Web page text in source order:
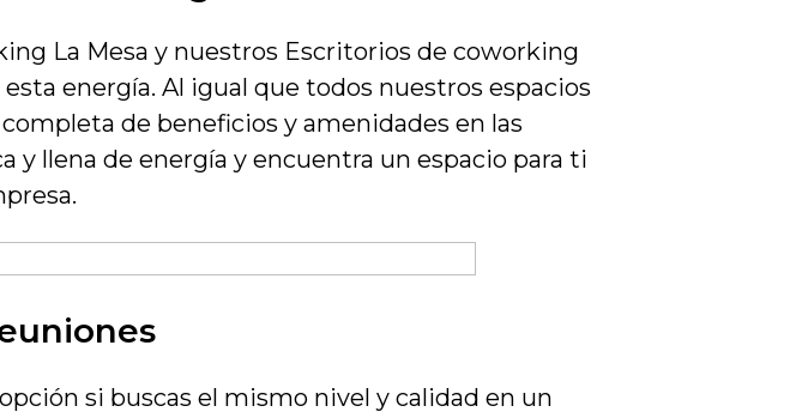
La Mesa y nuestros Escritorios de coworking
energía. Al igual que todos nuestros espacios
de beneficios y amenidades en las
llena de energía y encuentra un espacio para ti
si buscas el mismo nivel y calidad en un